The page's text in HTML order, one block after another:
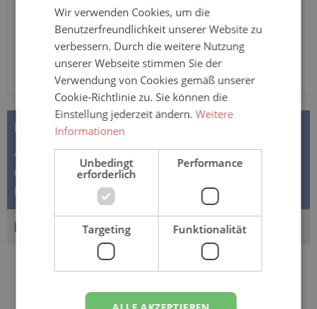
BESCHREIBUNG
ABENA Pants Light - leichte Ausführung für leichte bis
mäßige Inkontinenz - Größe Large (L0) Abena Pants
Light ist ein Inko…Mehr
BEWERTUNGEN
Wir verwenden Cookies, um die
Benutzerfreundlichkeit unserer Website zu
verbessern. Durch die weitere Nutzung
unserer Webseite stimmen Sie der
Verwendung von Cookies gemäß unserer
Cookie-Richtlinie zu. Sie können die
Einstellung jederzeit ändern.Weitere
Informationen
Unbedingt
erforderlich
Performance
Targeting Funktionalität